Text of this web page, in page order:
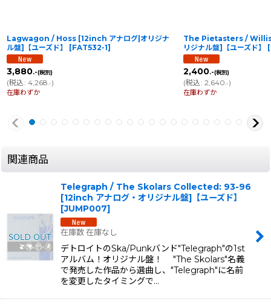
Lagwagon / Hoss [12inch アナログ|オリジナ
ル盤]【ユーズド】
[FAT532-1]
3,880.-(税別)
(税込: 4,268 .-)
在庫わずか
The Pietasters / Willis
リジナル盤]【ユーズド】
[
2,400.-(税別)
(税込: 2,640 .-)
在庫わずか
関連商品
Telegraph / The Skolars Collected: 93-96
[12inch アナログ・オリジナル盤]【ユーズド】
[JUMP007]
在庫数 在庫なし
デトロイトのSka/Punkバンド"Telegraph"の1st
アルバム！オリジナル盤！ "The Skolars"名義
で発売した作品から選曲し、"Telegraph"に名前
を変更したタイミングで…